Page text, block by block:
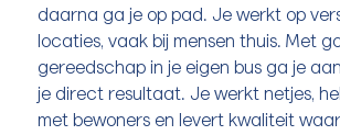
daarna ga je op pad. Je werkt op
locaties, vaak bij mensen thuis. Met
gereedschap in je eigen bus ga je
je direct resultaat. Je werkt netjes,
met bewoners en levert kwaliteit